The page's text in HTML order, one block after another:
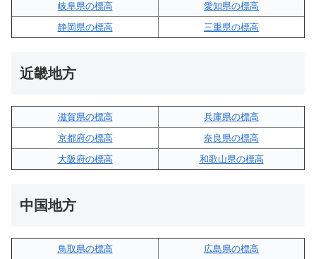
岐阜県の標高
愛知県の標高
静岡県の標高
三重県の標高
近畿地方
滋賀県の標高
兵庫県の標高
京都府の標高
奈良県の標高
大阪府の標高
和歌山県の標高
中国地方
鳥取県の標高
広島県の標高